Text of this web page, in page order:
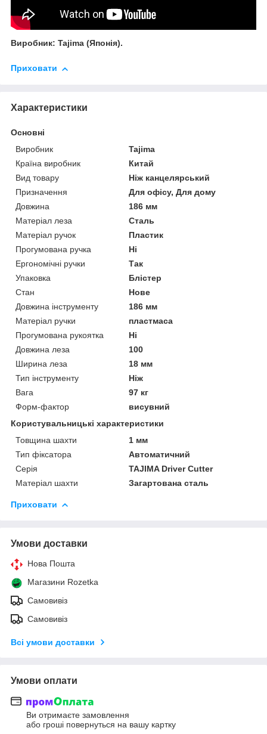
Виробник: Tajima (Японія).
Приховати
Характеристики
Основні
Виробник
Tajima
Країна виробник
Китай
Вид товару
Ніж канцелярський
Призначення
Для офісу, Для дому
Довжина
186 мм
Матеріал леза
Сталь
Матеріал ручок
Пластик
Прогумована ручка
Ні
Ергономічні ручки
Так
Упаковка
Блістер
Стан
Нове
Довжина інструменту
186 мм
Матеріал ручки
пластмаса
Прогумована рукоятка
Ні
Довжина леза
100
Ширина леза
18 мм
Тип інструменту
Ніж
Вага
97 кг
Форм-фактор
висувний
Користувальницькі характеристики
Товщина шахти
1 мм
Тип фіксатора
Автоматичний
Серія
TAJIMA Driver Cutter
Матеріал шахти
Загартована сталь
Приховати
Умови доставки
Нова Пошта
Магазини Rozetka
Самовивіз
Самовивіз
Всі умови доставки
Умови оплати
Ви отримаєте замовлення
або гроші повернуться на вашу картку